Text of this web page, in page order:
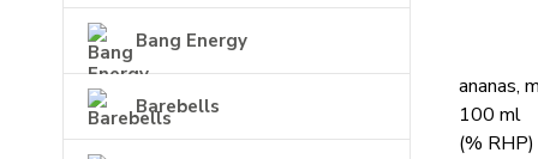
Bang Energy
Barebells
ananas,
100 ml
(% RHP)